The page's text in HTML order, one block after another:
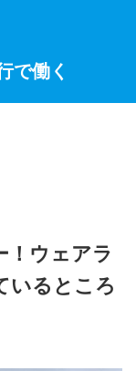
で働く
！ウェアラ
いるところ